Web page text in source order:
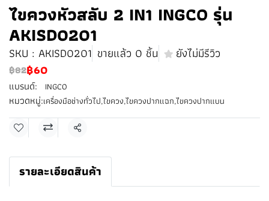
ไขควงหัวสลับ 2 IN1 INGCO รุ่น
AKISD0201
SKU : AKISD0201 ขายแล้ว 0 ชิ้น ยังไม่มีรีวิว
฿82฿60
แบรนด์: INGCO
หมวดหมู่:เครื่องมือช่างทั่วไป,ไขควง,ไขควงปากแฉก,ไขควงปากแบน
แชร์
รายละเอียดสินค้า